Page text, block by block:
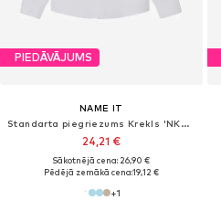
PIEDĀVĀJUMS
NAME IT
Standarta piegriezums Krekls 'NKMNewsa'
24,21 €
Sākotnējā cena: 26,90 €
Pēdējā zemākā cena:19,12 €
+1